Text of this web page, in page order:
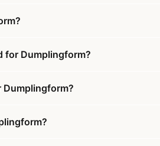
for Dumplingform?
Dumplingform?